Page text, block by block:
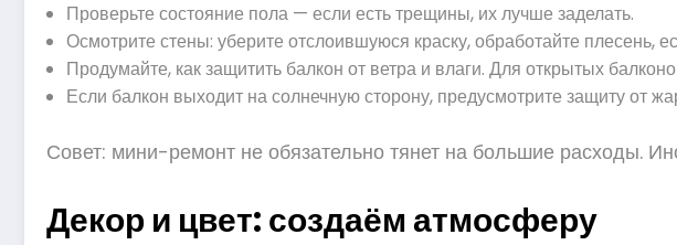
Проверьте состояние пола — если есть трещины, их лучше заделать.
Осмотрите стены: уберите отслоившуюся краску, обработайте плесень,
Продумайте, как защитить балкон от ветра и влаги. Для открытых
Если балкон выходит на солнечную сторону, предусмотрите защиту от
Совет: мини-ремонт не обязательно тянет на большие расходы.
Декор и цвет: создаём атмосферу